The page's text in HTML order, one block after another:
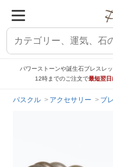
パワーストーンや誕生石ブレスレ
12時までのご注文で最短翌
パスクル アクセサリー ブ